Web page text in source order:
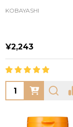
KOBAYASHI
¥2,243
Quantity: